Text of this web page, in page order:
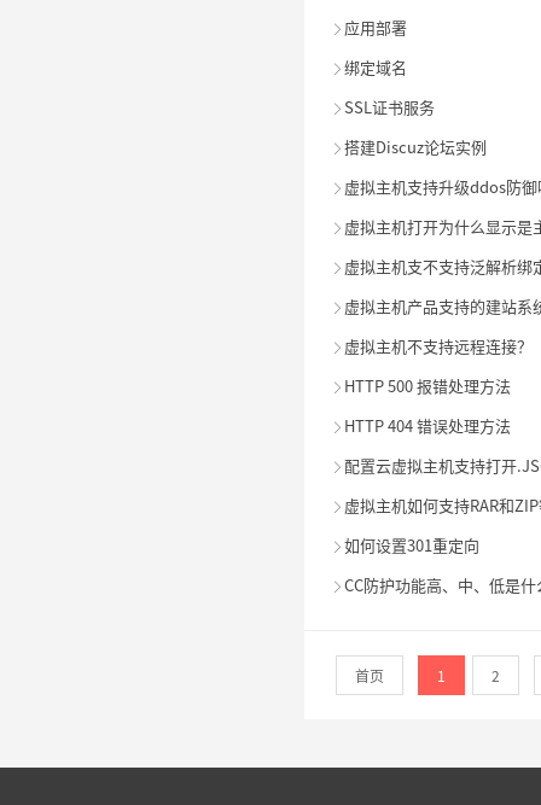
 应用部署
 绑定域名
 SSL证书服务
 搭建Discuz论坛实例
 虚拟主机支持升级ddos防
 虚拟主机打开为什么显示是
 虚拟主机支不支持泛解析绑
 虚拟主机产品支持的建站系
 虚拟主机不支持远程连接？
 HTTP 500 报错处理方法
 HTTP 404 错误处理方法
 配置云虚拟主机支持打开
 虚拟主机如何支持RAR和
 如何设置301重定向
 CC防护功能高、中、低是
首页 1 2